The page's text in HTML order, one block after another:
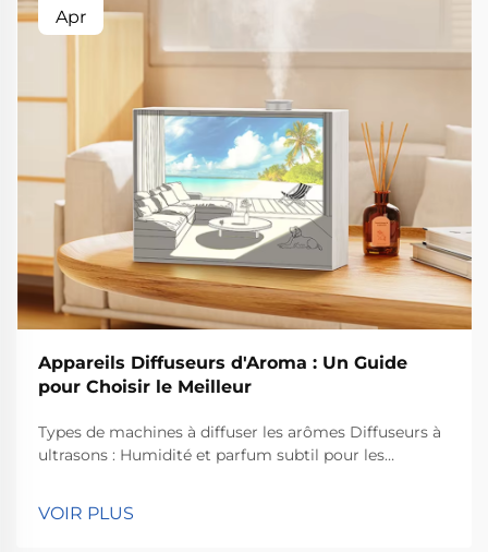
Apr
Appareils Diffuseurs d'Aroma : Un Guide
pour Choisir le Meilleur
Types de machines à diffuser les arômes Diffuseurs à
ultrasons : Humidité et parfum subtil pour les
huiles essentielles dans l'air, accomplissant en fait
VOIR PLUS